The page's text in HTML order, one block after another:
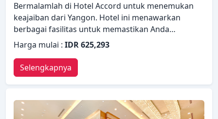
Bermalamlah di Hotel Accord untuk menemukan
keajaiban dari Yangon. Hotel ini menawarkan
berbagai fasilitas untuk memastikan Anda
mendapatkan pengalaman yang luar biasa. WiFi
gratis di semua kamar, satpam 24 jam, layanan
kebersihan harian, layanan taksi, layanan tiket
dapat ditemukan di hotel ini. Televisi layar datar,
kamar mandi tambahan, toilet tambahan, rak
pakaian, kopi instan gratis dapat ditemukan di
beberapa kamar. Hotel ini menawarkan berbagai
Harga mulai : IDR 625,293
Selengkapnya